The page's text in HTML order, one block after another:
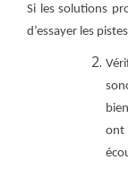
Si les solutions
d’essayer les
ont